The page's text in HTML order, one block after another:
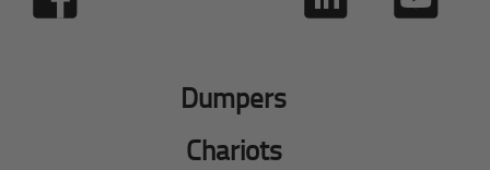
Dumpers
Chariots